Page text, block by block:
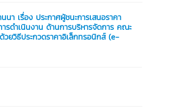
นา เรื่อง ประกาศผู้ชนะการเสนอราคา
รดำเนินงาน ด้านการบริหารจัดการ คณะ
ยวิธีประกวดราคาอิเล็กทรอนิกส์ (e-